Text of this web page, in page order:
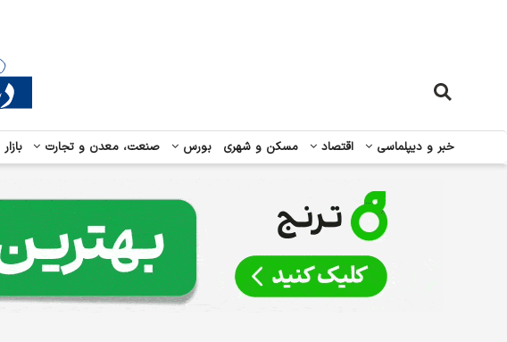
خبر و دیپلماسی اقتصاد مسکن و شهری بورس صنعت، معدن و تجارت